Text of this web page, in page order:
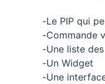
-Le PIP qui
-Commande
-Une liste
-Un Widget
-Une